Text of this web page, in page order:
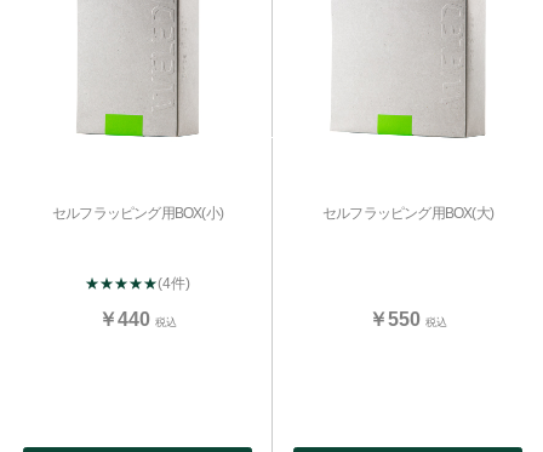
セルフラッピング用BOX(小)
★★★★★(4件)
￥440 税込
セルフラッピング用BOX(大)
￥550 税込